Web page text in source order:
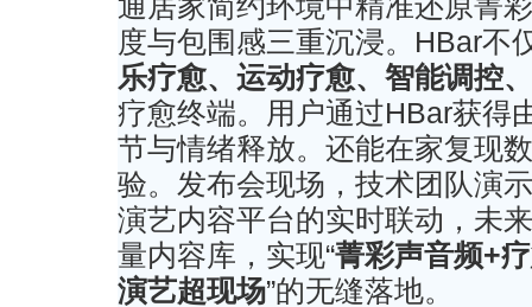
度与包围感三重沉浸。HBar不
乐疗愈、运动疗愈、智能调控
疗愈终端。用户通过HBar获得
节与情绪释放。还能在家复现
验。发布会现场，技术团队演
演艺内容平台的实时联动，未
量内容库，实现“菁彩声音频+
演艺超现场”的无缝落地。